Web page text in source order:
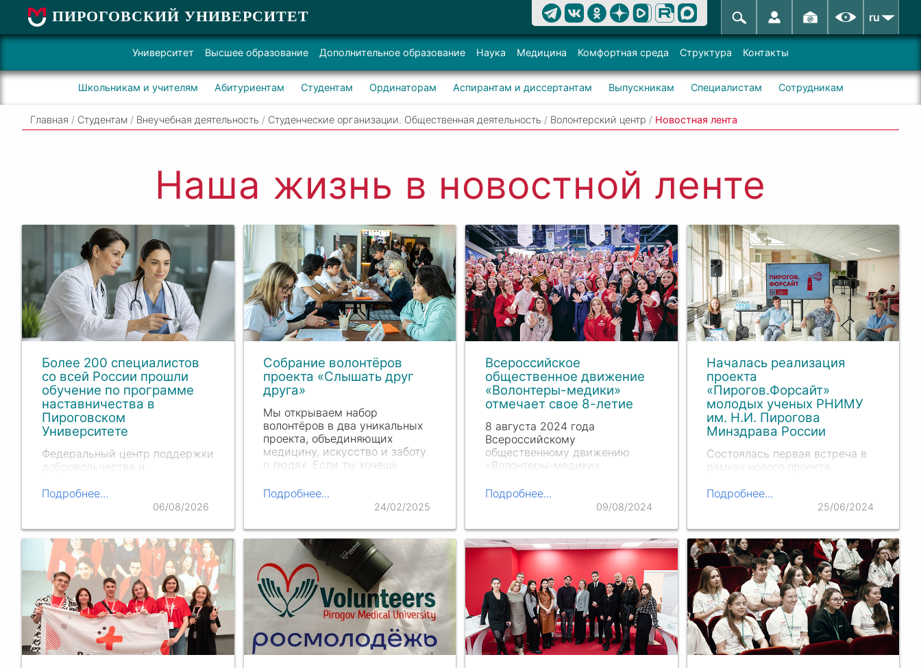
ПИРОГОВСКИЙ УНИВЕРСИТЕТ ru
Университет Высшее образование Дополнительное образование Наука Медицина Комфортная среда Структура Контакты
Школьникам и учителям Абитуриентам Студентам Ординаторам Аспирантам и диссертантам Выпускникам Специалистам Сотрудникам
Главная / Студентам / Внеучебная деятельность / Студенческие организации. Общественная деятельность / Волонтерский центр / Новостная лента
Наша жизнь в новостной ленте
Более 200 специалистов
со всей России прошли
обучение по программе
наставничества в
Пироговском
Университете
Федеральный центр поддержки
добровольчества и
охраны здоровья Минздрава
России провел первый этап
квалификации «Организация
системы наставничества в
учреждениях
здравоохранения» на базе
Пироговского Университета.
Подробнее...
06/08/2026
Собрание волонтёров
проекта «Слышать друг
друга»
Мы открываем набор
волонтёров в два уникальных
проекта, объединяющих
медицину, искусство и заботу
о людях. Если ты хочешь
создавать – тебе сюда!
Подробнее...
24/02/2025
Всероссийское
общественное движение
«Волонтеры-медики»
отмечает свое 8-летие
8 августа 2024 года
Всероссийскому
общественному движению
«Волонтеры-медики»
крупнейшая добровольческая
организация, реализующая
области санитарно-
профилактического
просвещения, обучения первой
помощи,…
Подробнее...
09/08/2024
Началась реализация
проекта
«Пирогов.Форсайт»
молодых ученых РНИМУ
им. Н.И. Пирогова
Минздрава России
Состоялась первая встреча в
рамках нового проекта
«Пирогов.Форсайт», дискуссия
была посвящена нейронаукам.
Подробнее...
25/06/2024